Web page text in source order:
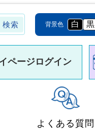
背景色 白 黒
ページログイン
よくある質問